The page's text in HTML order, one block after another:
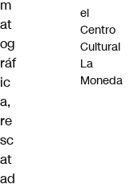
m
at
og
ráf
ic
a,
re
sc
at
ad
el
Centro
Cultural
La
Moneda